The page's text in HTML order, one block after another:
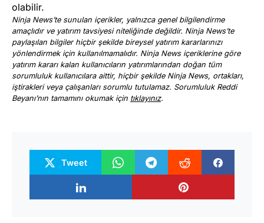
olabilir.
Ninja News’te sunulan içerikler, yalnızca genel bilgilendirme
amaçlıdır ve yatırım tavsiyesi niteliğinde değildir. Ninja News’te
paylaşılan bilgiler hiçbir şekilde bireysel yatırım kararlarınızı
yönlendirmek için kullanılmamalıdır. Ninja News içeriklerine göre
yatırım kararı kalan kullanıcıların yatırımlarından doğan tüm
sorumluluk kullanıcılara aittir, hiçbir şekilde Ninja News, ortakları,
iştirakleri veya çalışanları sorumlu tutulamaz. Sorumluluk Reddi
Beyanı’nın tamamını okumak için tıklayınız.
Tweet